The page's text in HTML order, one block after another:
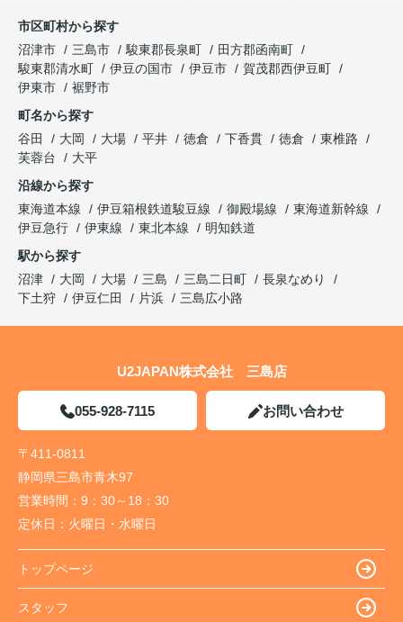
市区町村から探す
沼津市
三島市 駿東郡長泉町
田方郡函南町
駿東郡清水町
伊豆の国市 伊豆市
賀茂郡西伊豆町
伊東市
裾野市
町名から探す
谷田
大岡 大場 平井 徳倉 下香貫 徳倉
東椎路
芙蓉台
大平
沿線から探す
東海道本線
伊豆箱根鉄道駿豆線 御殿場線
東海道新幹線
伊豆急行
伊東線 東北本線
明知鉄道
駅から探す
沼津
大岡 大場 三島 三島二日町
長泉なめり
下土狩
伊豆仁田 片浜 三島広小路
U2JAPAN株式会社 三島店
055-928-7115 お問い合わせ
〒411-0811
静岡県三島市青木97
営業時間： 9：30～18：30
定休日： 火曜日・水曜日
トップページ
スタッフ